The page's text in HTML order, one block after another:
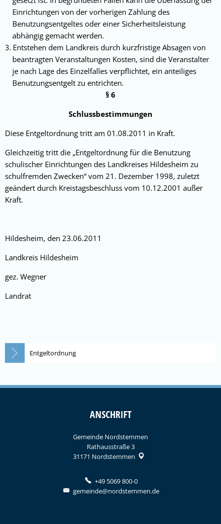
Einrichtungen von der vorheri­gen Zahlung des
Benutzungsentgeltes oder einer Sicherheitsleis­tung
abhängig gemacht werden.
Entstehen dem Landkreis durch kurzfristige Absagen von
beantragten Veranstaltun­gen Kos­ten, sind die Veranstalter
je nach Lage des Ein­zelfalles verpflichtet, ein anteiliges
Benutzungs­entgelt zu entrichten.
§ 6
Schlussbestimmungen
Diese Entgeltordnung tritt am 01.08.2011 in Kraft.
Gleichzeitig tritt die „Entgeltordnung für die Benut­zung
schulischer Einrichtungen des Land­kreises Hildesheim zu
schulfremden Zwecken“ vom 21. Dezember 1998, zuletzt
geändert durch Kreis­tagsbeschluss vom 10.12.2001 außer
Kraft.
Hildesheim, den 23.06.2011
Landkreis Hildesheim
gez. Wegner
Landrat
Entgeltordnung
ANSCHRIFT
Gemeinde Nordstemmen
Rathausstraße 3
31171 Nordstemmen
+49 5069 800-0
gemeinde@nordstemmen.de